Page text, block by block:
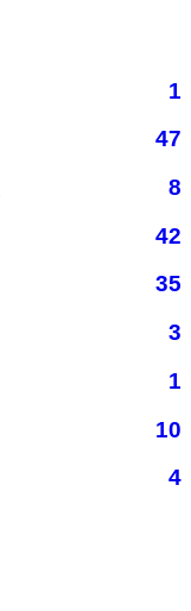
1
47
8
42
35
3
1
10
4